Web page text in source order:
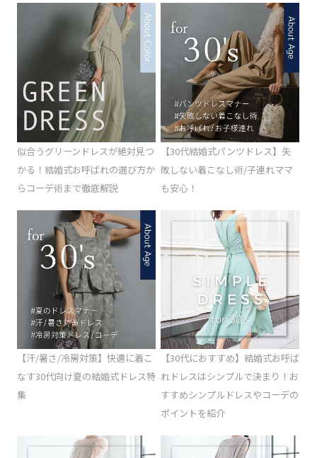
似合うグリーンドレスが絶対見つ
かる！結婚式お呼ばれの選び方か
らコーデ術まで徹底解説
【30代結婚式パンツドレス】失
敗しない着こなし術/子連れママ
も安心！
【汗/暑さ/冷房対策】快適に着こ
なす30代向け夏の結婚式ドレス特
集
【30代におすすめ】結婚式お呼ば
れドレスはシンプルで決まり！お
すすめシンプルドレスやコーデの
ポイントを紹介